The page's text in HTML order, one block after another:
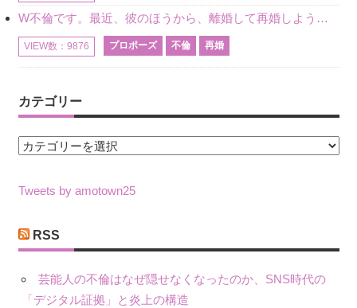
W不倫です。最近、彼のほうから、離婚して再婚しよう、と言ってきました。ハッキリいうと、そこまでは考えていませんでした。彼を好きな気持ちはあるし、彼なしの生活は考えられません。だけど、離婚して再婚すると
VIEW数：9876 プロポーズ 不倫 再婚
カテゴリー
カ
ゴ
ー
Tweets by amotown25
RSS
芸能人の不倫はなぜ隠せなくなったのか、SNS時代の
「デジタル証拠」と炎上の構造